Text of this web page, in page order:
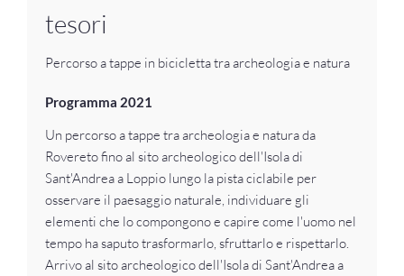
tesori
Percorso a tappe in bicicletta tra archeologia e natura
Programma 2021
Un percorso a tappe tra archeologia e natura da
Rovereto fino al sito archeologico dell'Isola di
Sant'Andrea a Loppio lungo la pista ciclabile per
osservare il paesaggio naturale, individuare gli
elementi che lo compongono e capire come l'uomo nel
tempo ha saputo trasformarlo, sfruttarlo e rispettarlo.
Arrivo al sito archeologico dell'Isola di Sant'Andrea a